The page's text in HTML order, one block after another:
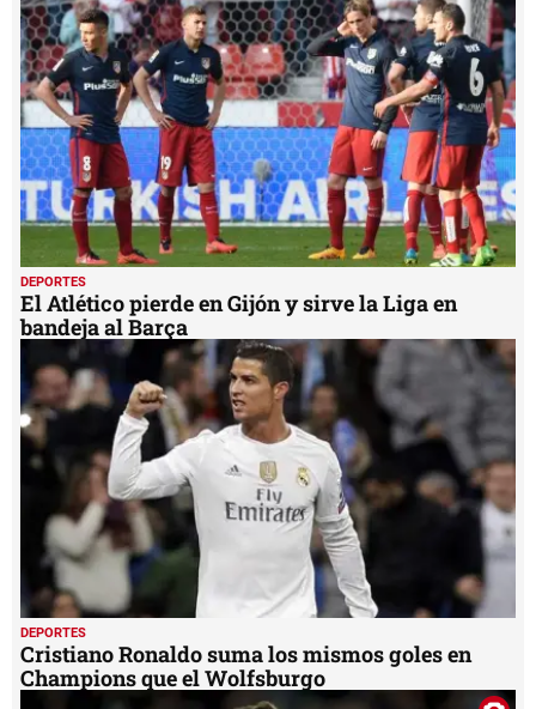
DEPORTES
El Atlético pierde en Gijón y sirve la Liga en
bandeja al Barça
DEPORTES
Cristiano Ronaldo suma los mismos goles en
Champions que el Wolfsburgo